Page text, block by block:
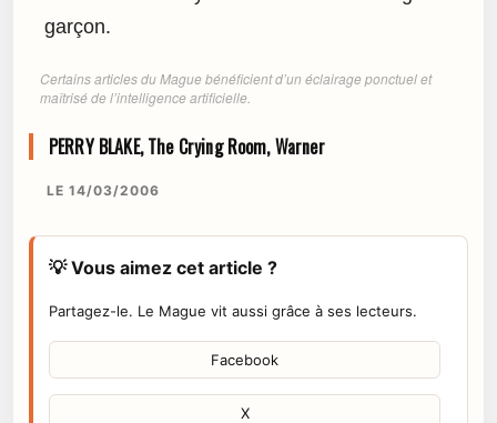
garçon.
Certains articles du Mague bénéficient d’un éclairage ponctuel et
maîtrisé de l’intelligence artificielle.
PERRY BLAKE, The Crying Room, Warner
LE 14/03/2006
💡 Vous aimez cet article ?
Partagez-le. Le Mague vit aussi grâce à ses lecteurs.
Facebook
X